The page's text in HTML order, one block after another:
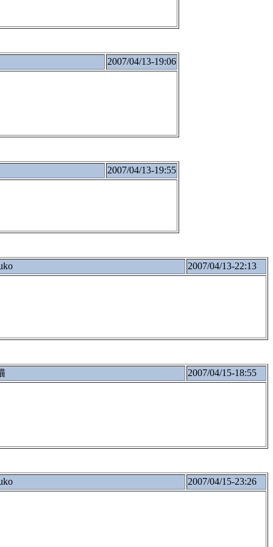
2007/04/13-19:06
2007/04/13-19:55
2007/04/13-22:13
2007/04/15-18:55
2007/04/15-23:26